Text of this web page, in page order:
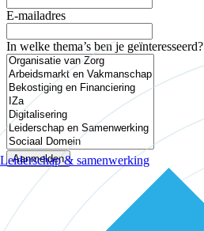
Leiderschap & samenwerking
E-mailadres
In welke thema’s ben je geïnteresseerd?
Aanmelden